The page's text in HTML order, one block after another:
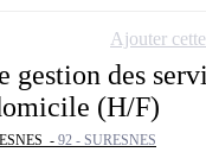
gestion des
(H/F)
- 92 - SURESNES
Ajouter